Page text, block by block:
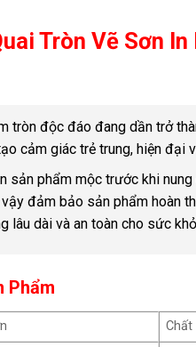
Tròn Vẽ Sơn In
tròn độc đáo đang dần trở
cảm giác trẻ trung, hiện đại
sản phẩm mộc trước khi
đảm bảo sản phẩm hoàn
lâu dài và an toàn cho sức
Phẩm
Chất